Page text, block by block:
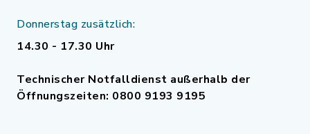
Donnerstag zusätzlich:
14.30 - 17.30 Uhr
Technischer Notfalldienst außerhalb der
Öffnungszeiten: 0800 9193 9195